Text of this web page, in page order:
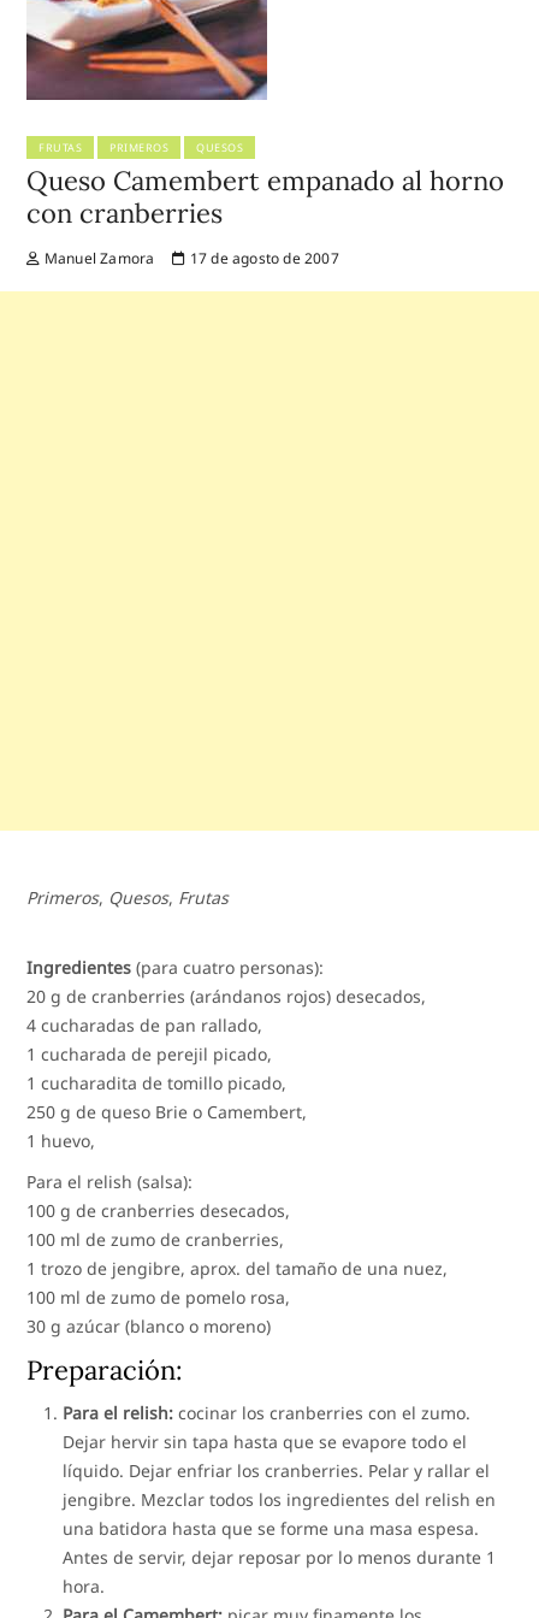
FRUTAS PRIMEROS QUESOS
Queso Camembert empanado al horno
con cranberries
Manuel Zamora 17 de agosto de 2007
Primeros, Quesos, Frutas
Ingredientes (para cuatro personas):
20 g de cranberries (arándanos rojos) desecados,
4 cucharadas de pan rallado,
1 cucharada de perejil picado,
1 cucharadita de tomillo picado,
250 g de queso Brie o Camembert,
1 huevo,
Para el relish (salsa):
100 g de cranberries desecados,
100 ml de zumo de cranberries,
1 trozo de jengibre, aprox. del tamaño de una nuez,
100 ml de zumo de pomelo rosa,
30 g azúcar (blanco o moreno)
Preparación:
Para el relish: cocinar los cranberries con el zumo.
Dejar hervir sin tapa hasta que se evapore todo el
líquido. Dejar enfriar los cranberries. Pelar y rallar el
jengibre. Mezclar todos los ingredientes del relish en
una batidora hasta que se forme una masa espesa.
Antes de servir, dejar reposar por lo menos durante 1
hora.